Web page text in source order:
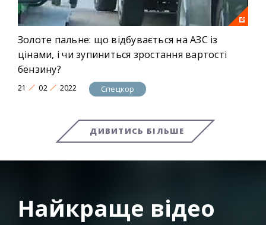
Золоте пальне: що відбувається на АЗС із
цінами, і чи зупиниться зростання вартості
бензину?
21 02 2022 Спецкор
ДИВИТИСЬ БІЛЬШЕ
Найкраще відео